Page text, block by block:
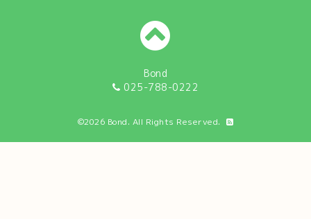
Bond
025-788-0222
©2026 Bond. All Rights Reserved.